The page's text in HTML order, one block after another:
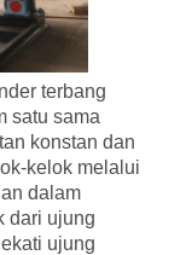
terbang
satu sama
konstan dan
kelok melalui
dalam
dari ujung
ujung